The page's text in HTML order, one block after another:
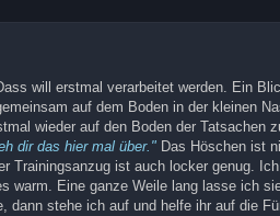
will erstmal verarbeitet werden. Ein
auf dem Boden in der kleinen
wieder auf den Boden der Tatsachen
dir das hier mal über." Das Höschen ist
Trainingsanzug ist auch locker genug.
warm. Eine ganze Weile lang lasse ich
dann stehe ich auf und helfe ihr auf die